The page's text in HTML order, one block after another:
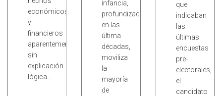
económicos
y
financieros
aparentemente
sin
explicación
lógica…
infancia,
profundizada
en las
última
décadas,
moviliza
la
mayoría
de
que
indicaban
las
últimas
encuestas
pre-
electorales,
el
candidato